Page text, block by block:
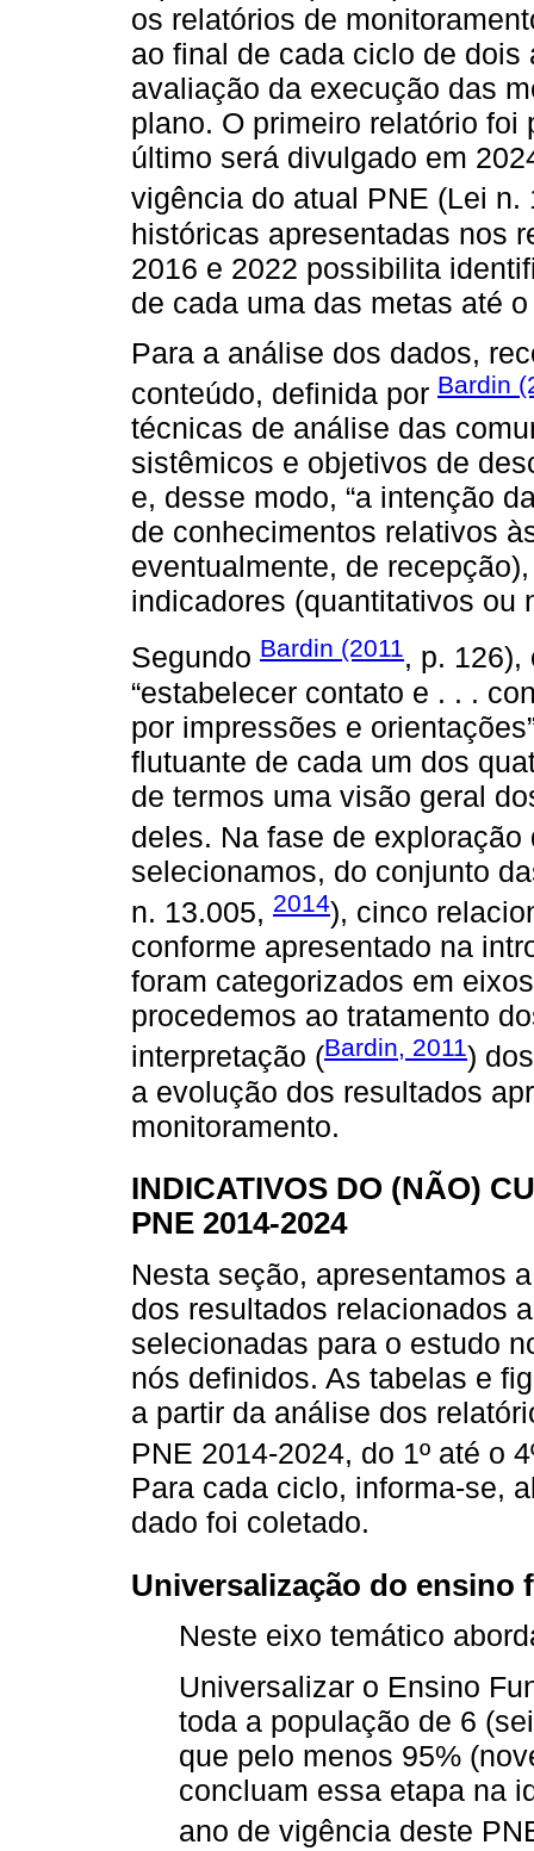
os relatórios de
ao final de cada ciclo de
avaliação da execução das
plano. O primeiro relatório
último será divulgado em
vigência do atual PNE (Lei
históricas apresentadas nos
2016 e 2022 possibilita
de cada uma das metas até
Para a análise dos dados,
conteúdo, definida por Bardin
técnicas de análise das
sistêmicos e objetivos de
e, desse modo, “a intenção
de conhecimentos relativos
eventualmente, de
indicadores (quantitativos ou
Segundo Bardin (2011, p. 126),
“estabelecer contato e . . .
por impressões e
flutuante de cada um dos
de termos uma visão geral
deles. Na fase de exploração
selecionamos, do conjunto
n. 13.005, 2014), cinco
conforme apresentado na
foram categorizados em
procedemos ao tratamento
interpretação (Bardin, 2011)
a evolução dos resultados
monitoramento.
INDICATIVOS DO (NÃO)
PNE 2014-2024
Nesta seção, apresentamos
dos resultados relacionados
selecionadas para o estudo
nós definidos. As tabelas e
a partir da análise dos
PNE 2014-2024, do 1º até o
Para cada ciclo, informa-se,
dado foi coletado.
Universalização do ensino
Neste eixo temático
Universalizar o Ensino
toda a população de 6
que pelo menos 95%
concluam essa etapa na
ano de vigência deste